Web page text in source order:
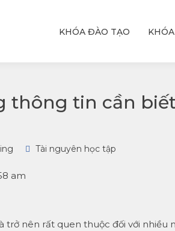
KHÓA ĐÀO TẠO
thông tin cần
Tài nguyên học tập
am
trở nên rất quen thuộc đối với nhiều